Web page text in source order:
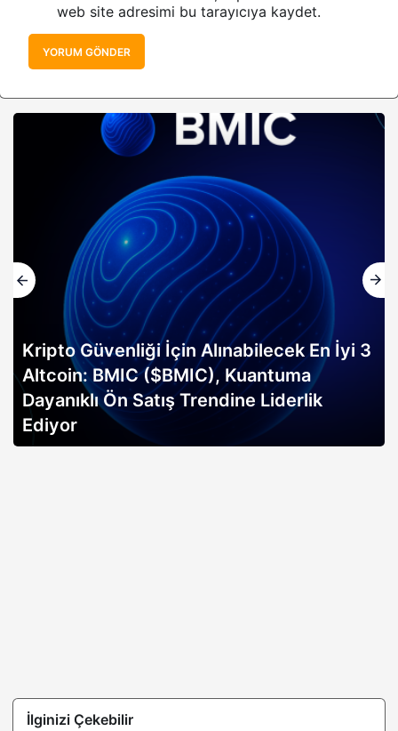
web site adresimi bu tarayıcıya kaydet.
YORUM GÖNDER
Kripto Güvenliği İçin Alınabilecek En İyi 3
Altcoin: BMIC ($BMIC), Kuantuma
Dayanıklı Ön Satış Trendine Liderlik
Ediyor
İlginizi Çekebilir